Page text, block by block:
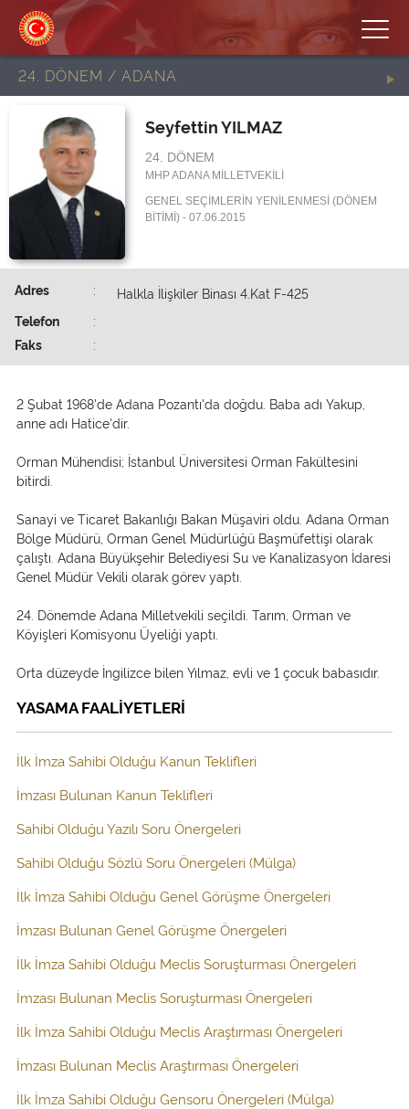
24. DÖNEM / ADANA
Seyfettin YILMAZ
24. DÖNEM
MHP ADANA MİLLETVEKİLİ
GENEL SEÇİMLERİN YENİLENMESİ (DÖNEM
BİTİMİ) - 07.06.2015
Adres :
Halkla İlişkiler Binası 4.Kat F-425
Telefon
:
Faks
:
2 Şubat 1968'de Adana Pozantı'da doğdu. Baba adı Yakup,
anne adı Hatice'dir.
Orman Mühendisi; İstanbul Üniversitesi Orman Fakültesini
bitirdi.
Sanayi ve Ticaret Bakanlığı Bakan Müşaviri oldu. Adana Orman
Bölge Müdürü, Orman Genel Müdürlüğü Başmüfettişi olarak
çalıştı. Adana Büyükşehir Belediyesi Su ve Kanalizasyon İdaresi
Genel Müdür Vekili olarak görev yaptı.
24. Dönemde Adana Milletvekili seçildi. Tarım, Orman ve
Köyişleri Komisyonu Üyeliği yaptı.
Orta düzeyde İngilizce bilen Yılmaz, evli ve 1 çocuk babasıdır.
YASAMA FAALİYETLERİ
İlk İmza Sahibi Olduğu Kanun Teklifleri
İmzası Bulunan Kanun Teklifleri
Sahibi Olduğu Yazılı Soru Önergeleri
Sahibi Olduğu Sözlü Soru Önergeleri (Mülga)
İlk İmza Sahibi Olduğu Genel Görüşme Önergeleri
İmzası Bulunan Genel Görüşme Önergeleri
İlk İmza Sahibi Olduğu Meclis Soruşturması Önergeleri
İmzası Bulunan Meclis Soruşturması Önergeleri
İlk İmza Sahibi Olduğu Meclis Araştırması Önergeleri
İmzası Bulunan Meclis Araştırması Önergeleri
İlk İmza Sahibi Olduğu Gensoru Önergeleri (Mülga)